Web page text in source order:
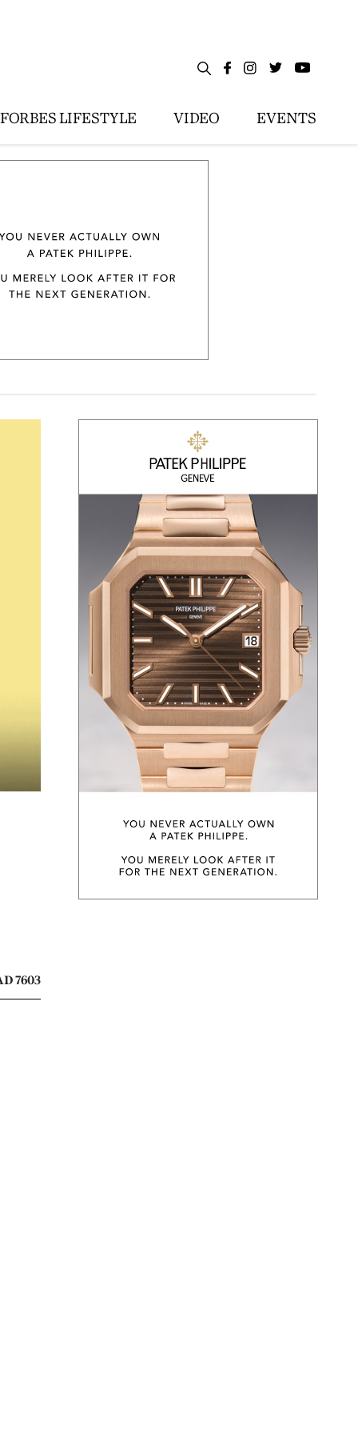
FORBES LIFESTYLE VIDEO EVENTS
7603